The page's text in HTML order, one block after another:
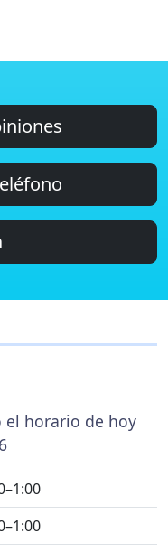
el horario de hoy